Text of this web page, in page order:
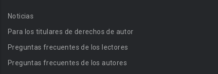
Noticias
Para los titulares de derechos de autor
Preguntas frecuentes de los lectores
Preguntas frecuentes de los autores